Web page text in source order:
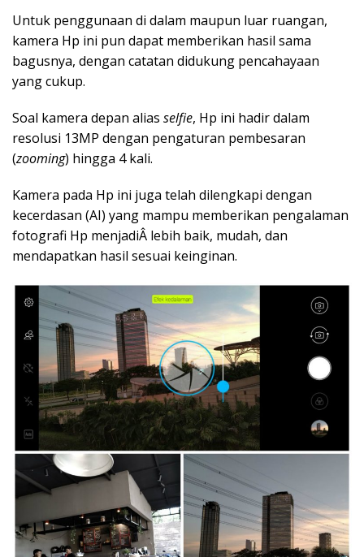
Untuk penggunaan di dalam maupun luar ruangan,
kamera Hp ini pun dapat memberikan hasil sama
bagusnya, dengan catatan didukung pencahayaan
yang cukup.
Soal kamera depan alias selfie, Hp ini hadir dalam
resolusi 13MP dengan pengaturan pembesaran
(zooming) hingga 4 kali.
Kamera pada Hp ini juga telah dilengkapi dengan
kecerdasan (AI) yang mampu memberikan pengalaman
fotografi Hp menjadiÂ lebih baik, mudah, dan
mendapatkan hasil sesuai keinginan.